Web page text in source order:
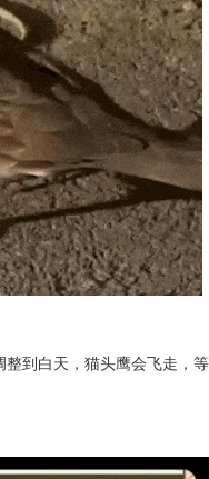
到白天，猫头鹰会飞走，等